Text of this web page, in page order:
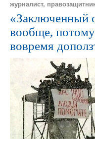
журналист,
«Заключенный
вообще,
вовремя